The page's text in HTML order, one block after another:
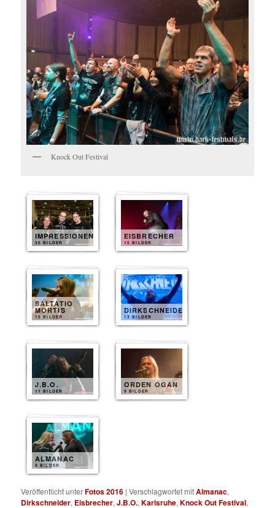
Knock Out Festival
IMPRESSIONEN
35 BILDER
EISBRECHER
15 BILDER
SALTATIO
MORTIS
15 BILDER
DIRKSCHNEIDER
13 BILDER
J.B.O.
11 BILDER
ORDEN OGAN
9 BILDER
ALMANAC
9 BILDER
Veröffentlicht unterFotos 2016 |Verschlagwortet mitAlmanac,
Dirkschneider, Eisbrecher,J.B.O.,Karlsruhe,Knock Out Festival,